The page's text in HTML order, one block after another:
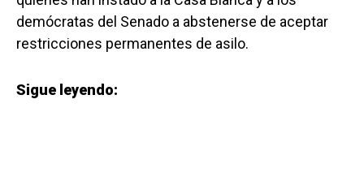
demócratas del Senado a abstenerse de aceptar
restricciones permanentes de asilo.
Sigue leyendo: